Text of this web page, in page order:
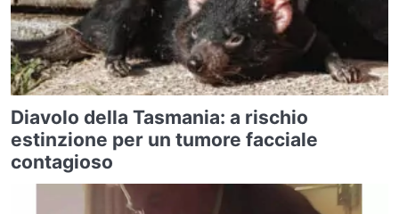
Diavolo della Tasmania: a rischio
estinzione per un tumore facciale
contagioso